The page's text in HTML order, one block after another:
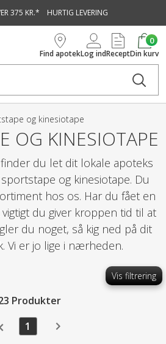
375 KR.* HURTIG LEVERING
Find apotekLog indRecept
0
Din kurv
og kinesiotape
OG KINESIOTAPE
du let dit lokale apoteks
og kinesiotape. Du
hos os. Har du fået en
du giver kroppen tid til at
du noget, så kig ned på dit
Vi er jo lige i nærheden.
Vis filtrering
Produkter
1